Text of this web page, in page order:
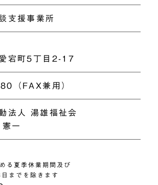
支援事業所
宕町5丁目2-17
（FAX兼用）
法人 湯雄福祉会
一
る夏季休業期間及び
までを除きます